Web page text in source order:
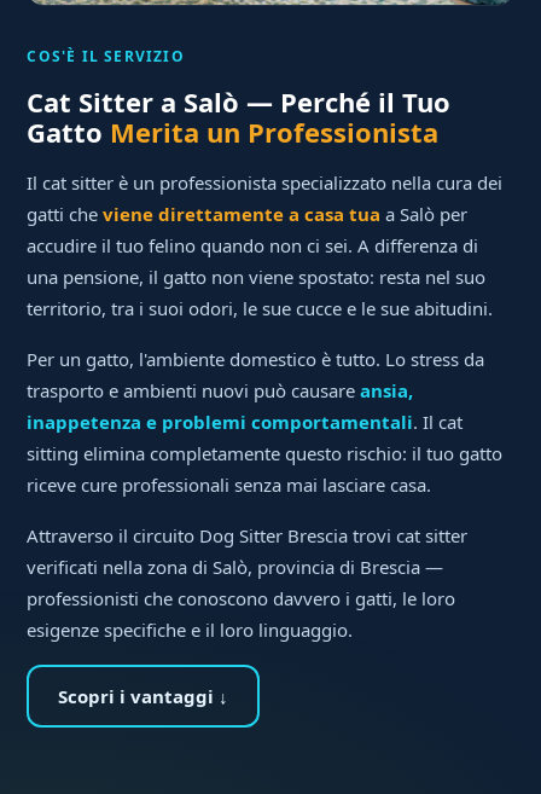
COS'È IL SERVIZIO
Cat Sitter a Salò — Perché il Tuo
Gatto Merita un Professionista
Il cat sitter è un professionista specializzato nella cura dei
gatti cheviene direttamente a casa tua a Salò per
accudire il tuo felino quando non ci sei. A differenza di
una pensione, il gatto non viene spostato: resta nel suo
territorio, tra i suoi odori, le sue cucce e le sue abitudini.
Per un gatto, l'ambiente domestico è tutto. Lo stress da
trasporto e ambienti nuovi può causareansia,
inappetenza e problemi comportamentali. Il cat
sitting elimina completamente questo rischio: il tuo gatto
riceve cure professionali senza mai lasciare casa.
Attraverso il circuito Dog Sitter Brescia trovi cat sitter
verificati nella zona di Salò, provincia di Brescia —
professionisti che conoscono davvero i gatti, le loro
esigenze specifiche e il loro linguaggio.
Scopri i vantaggi ↓